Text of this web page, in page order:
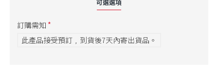
可選選項
訂購需知
此產品接受預訂﹐到貨後7天內寄出貨品。